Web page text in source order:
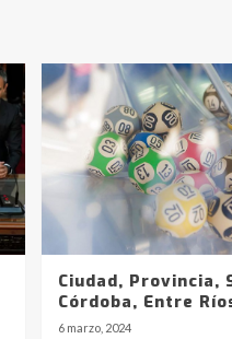
Ciudad, Provincia,
Córdoba, Entre
6 marzo, 2024